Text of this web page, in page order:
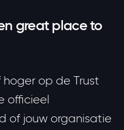
great place to
hoger op de Trust
officieel
of jouw organisatie